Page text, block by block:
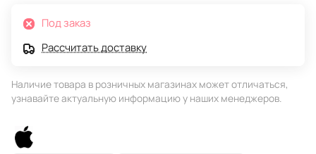
Под заказ
Рассчитать доставку
Наличие товара в розничных магазинах может отличаться,
узнавайте актуальную информацию у наших менеджеров.